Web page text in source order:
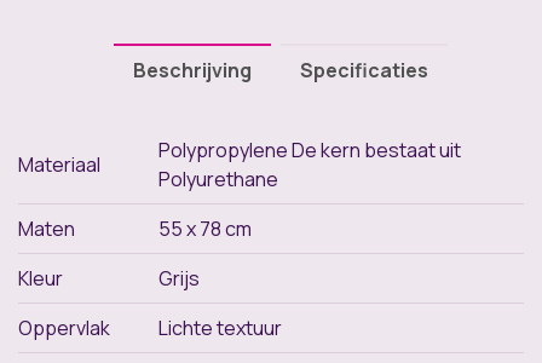
Beschrijving Specificaties
Materiaal
Polypropylene De kern bestaat uit
Polyurethane
Maten
55 x 78 cm
Kleur
Grijs
Oppervlak
Lichte textuur